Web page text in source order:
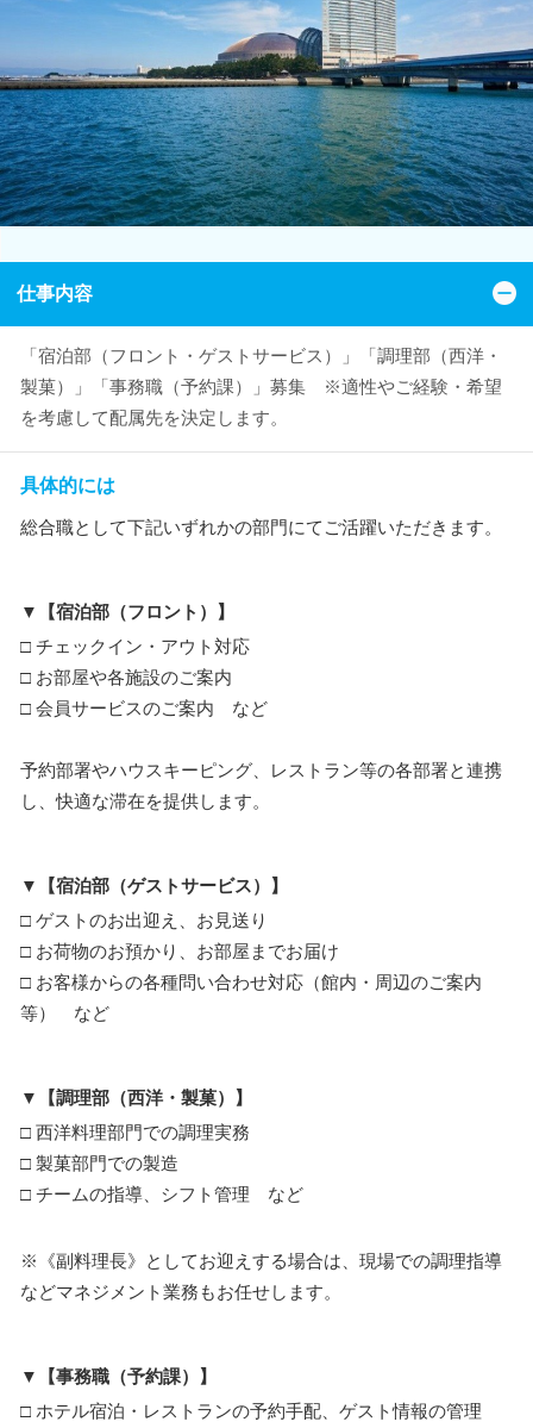
仕事内容
「宿泊部（フロント・ゲストサービス）」「調理部（西洋・
製菓）」「事務職（予約課）」募集 ※適性やご経験・希望
を考慮して配属先を決定します。
具体的には
総合職として下記いずれかの部門にてご活躍いただきます。
▼【宿泊部（フロント）】
□ チェックイン・アウト対応
□ お部屋や各施設のご案内
□ 会員サービスのご案内 など
予約部署やハウスキーピング、レストラン等の各部署と連携
し、快適な滞在を提供します。
▼【宿泊部（ゲストサービス）】
□ ゲストのお出迎え、お見送り
□ お荷物のお預かり、お部屋までお届け
□ お客様からの各種問い合わせ対応（館内・周辺のご案内
等） など
▼【調理部（西洋・製菓）】
□ 西洋料理部門での調理実務
□ 製菓部門での製造
□ チームの指導、シフト管理 など
※《副料理長》としてお迎えする場合は、現場での調理指導
などマネジメント業務もお任せします。
▼【事務職（予約課）】
□ ホテル宿泊・レストランの予約手配、ゲスト情報の管理